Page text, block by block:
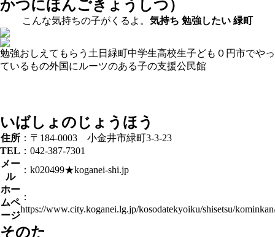
かつにほんごきょうしつ）
こんな気持ちの子がくるよ。 気持ち 勉強したい 緑町
勉強おしえてもらう 土日 緑町中学生高校生子ども０円市でやっ
ているもの外国にルーツのある子の支援公民館
いばしょのじょうほう
住所 ：〒184-0003 小金井市緑町3-3-23
TEL ：042-387-7301
メー
ル
：k020499★koganei-shi.jp
ホー
ムペ
ージ
：
https://www.city.koganei.lg.jp/kosodatekyoiku/shisetsu/
そのた